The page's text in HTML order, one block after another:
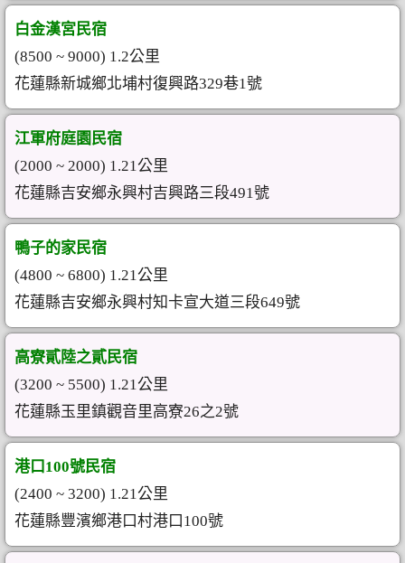
白金漢宮民宿
(8500 ~ 9000) 1.2公里
花蓮縣新城鄉北埔村復興路329巷1號
江軍府庭園民宿
(2000 ~ 2000) 1.21公里
花蓮縣吉安鄉永興村吉興路三段491號
鴨子的家民宿
(4800 ~ 6800) 1.21公里
花蓮縣吉安鄉永興村知卡宣大道三段649號
高寮貳陸之貳民宿
(3200 ~ 5500) 1.21公里
花蓮縣玉里鎮觀音里高寮26之2號
港口100號民宿
(2400 ~ 3200) 1.21公里
花蓮縣豐濱鄉港口村港口100號